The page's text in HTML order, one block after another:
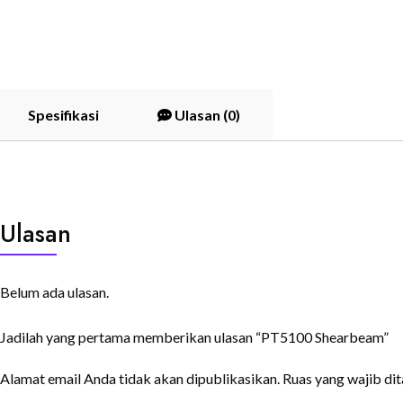
Spesifikasi Ulasan (0)
Ulasan
Belum ada ulasan.
Jadilah yang pertama memberikan ulasan “PT5100 Shearbeam”
Alamat email Anda tidak akan dipublikasikan. Ruas yang wajib